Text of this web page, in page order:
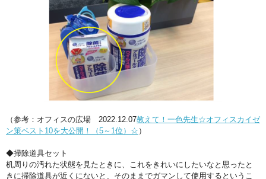
（参考：オフィスの広場 2022.12.07教えて！一色先生☆オフィスカイゼ
ン策ベスト10を大公開！（5～1位）☆ ）
◆掃除道具セット
机周りの汚れた状態を見たときに、これをきれいにしたいなと思ったと
きに掃除道具が近くにないと、そのままでガマンして使用するというこ